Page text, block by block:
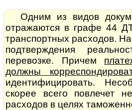
Одним из видов
отражаются в графе 44
транспортных расходов.
подтверждения
перевозке. Причем
должны
идентифицировать.
скорее всего повлечет
расходов в целях